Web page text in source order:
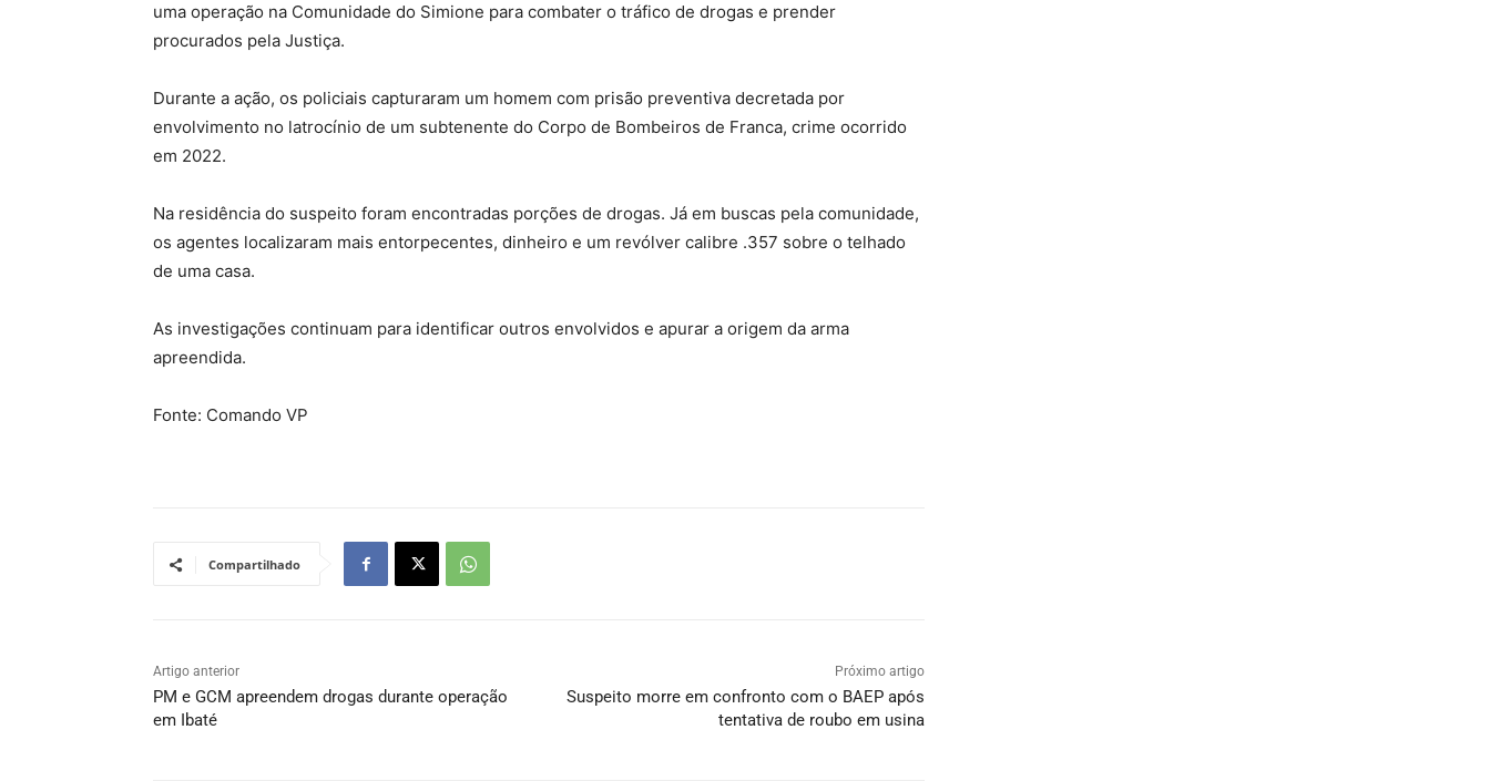
uma operação na Comunidade do Simione para combater o tráfico de drogas e prender
procurados pela Justiça.
Durante a ação, os policiais capturaram um homem com prisão preventiva decretada por
envolvimento no latrocínio de um subtenente do Corpo de Bombeiros de Franca, crime ocorrido
em 2022.
Na residência do suspeito foram encontradas porções de drogas. Já em buscas pela comunidade,
os agentes localizaram mais entorpecentes, dinheiro e um revólver calibre .357 sobre o telhado
de uma casa.
As investigações continuam para identificar outros envolvidos e apurar a origem da arma
apreendida.
Fonte: Comando VP
Compartilhado
Artigo anterior
PM e GCM apreendem drogas durante operação
em Ibaté
Próximo artigo
Suspeito morre em confronto com o BAEP após
tentativa de roubo em usina